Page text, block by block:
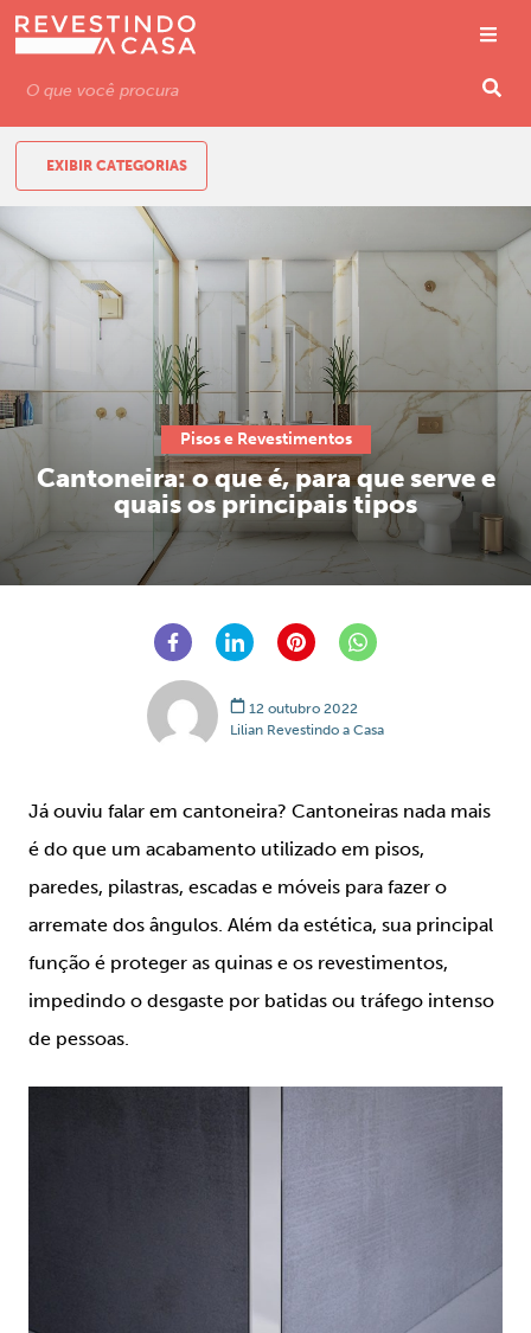
EXIBIR CATEGORIAS
Pisos e Revestimentos
Cantoneira: o que é, para que serve e
quais os principais tipos
12 outubro 2022
Lilian Revestindo a Casa
Já ouviu falar em cantoneira? Cantoneiras nada mais
é do que um acabamento utilizado em pisos,
paredes, pilastras, escadas e móveis para fazer o
arremate dos ângulos. Além da estética, sua principal
função é proteger as quinas e os revestimentos,
impedindo o desgaste por batidas ou tráfego intenso
de pessoas.